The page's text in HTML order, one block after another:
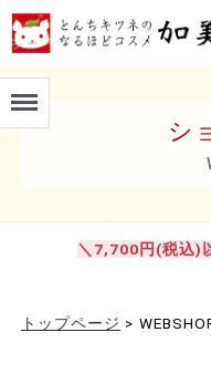
シ
＼7,700円(税込)
トップページ >
Menu